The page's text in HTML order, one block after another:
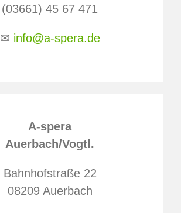
(03661) 45 67 471
✉ info@a-spera.de
A-spera
Auerbach/Vogtl.
Bahnhofstraße 22
08209 Auerbach